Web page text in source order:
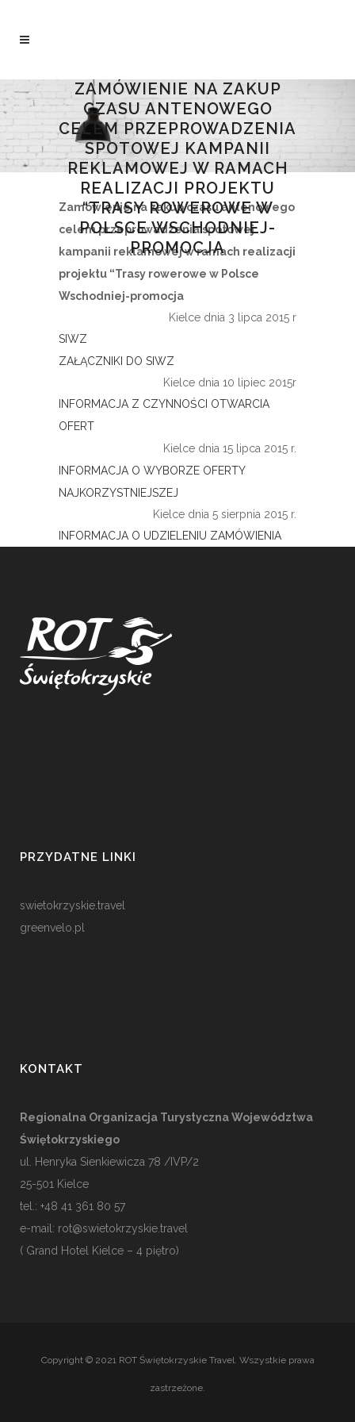
ZAMÓWIENIE NA ZAKUP
CZASU ANTENOWEGO
CELEM PRZEPROWADZENIA
SPOTOWEJ KAMPANII
REKLAMOWEJ W RAMACH
REALIZACJI PROJEKTU
“TRASY ROWEROWE W
POLSCE WSCHODNIEJ-
PROMOCJA
Zamówienie na zakup czasu antenowego
celem przeprowadzenia spotowej
kampanii reklamowej w ramach realizacji
projektu “Trasy rowerowe w Polsce
Wschodniej-promocja
Kielce dnia 3 lipca 2015 r
SIWZ
ZAŁĄCZNIKI DO SIWZ
Kielce dnia 10 lipiec 2015r
INFORMACJA Z CZYNNOŚCI OTWARCIA
OFERT
Kielce dnia 15 lipca 2015 r.
INFORMACJA O WYBORZE OFERTY
NAJKORZYSTNIEJSZEJ
Kielce dnia 5 sierpnia 2015 r.
INFORMACJA O UDZIELENIU ZAMÓWIENIA
PRZYDATNE LINKI
swietokrzyskie.travel
greenvelo.pl
KONTAKT
Regionalna Organizacja Turystyczna Województwa
Świętokrzyskiego
ul. Henryka Sienkiewicza 78 /IVP/2
25-501 Kielce
tel.: +48 41 361 80 57
e-mail: rot@swietokrzyskie.travel
( Grand Hotel Kielce – 4 piętro)
Copyright © 2021 ROT Świętokrzyskie Travel. Wszystkie prawa
zastrzeżone.